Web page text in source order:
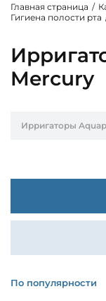
Главная страница /
Гигиена полости рта
Mercury
Ирригаторы
По популярности